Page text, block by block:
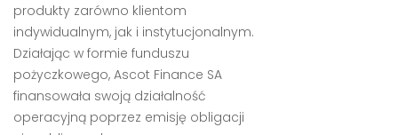
produkty zarówno klientom
indywidualnym, jak i instytucjonalnym.
Działając w formie funduszu
pożyczkowego, Ascot Finance SA
finansowała swoją działalność
operacyjną poprzez emisję obligacji